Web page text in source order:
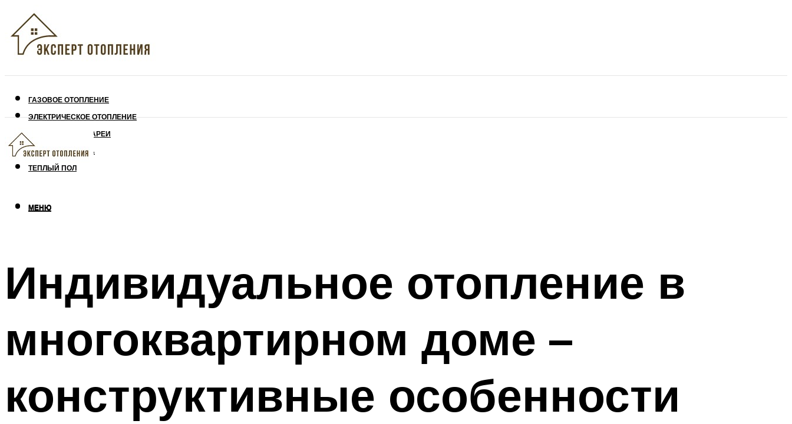
ГАЗОВОЕ ОТОПЛЕНИЕ
ЭЛЕКТРИЧЕСКОЕ ОТОПЛЕНИЕ
СОЛНЕЧНЫЕ БАТАРЕИ
УТЕПЛЕНИЕ ДОМА
ТЕПЛЫЙ ПОЛ
МЕНЮ
МЕНЮ
Индивидуальное отопление в
многоквартирном доме –
конструктивные особенности